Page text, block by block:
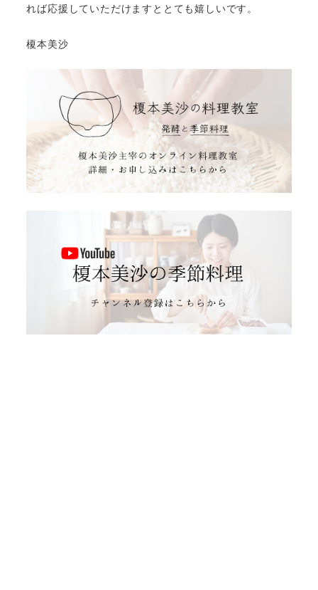
れば応援していただけますととても嬉しいです。
榎本美沙